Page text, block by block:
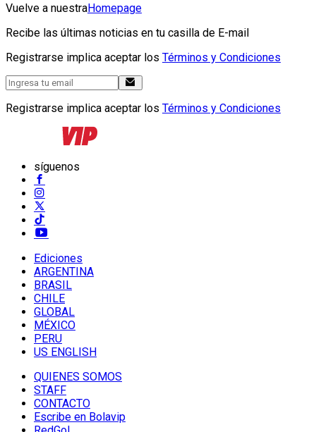
Vuelve a nuestraHomepage
Recibe las últimas noticias en tu casilla de E-mail
Registrarse implica aceptar los Términos y Condiciones
Registrarse implica aceptar los Términos y Condiciones
síguenos
Ediciones
ARGENTINA
BRASIL
CHILE
GLOBAL
MÉXICO
PERU
US ENGLISH
QUIENES SOMOS
STAFF
CONTACTO
Escribe en Bolavip